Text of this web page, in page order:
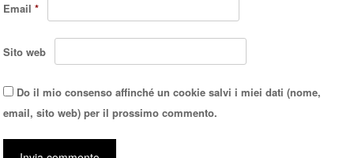
Email*
Sito web
Do il mio consenso affinché un cookie salvi i miei dati (nome,
email, sito web) per il prossimo commento.